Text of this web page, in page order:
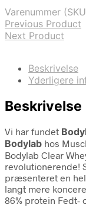
Varenummer
Previous Product
Next Product
Beskrivelse
Yderligere
Beskrivelse
Vi har fundet
Bodylab hos
Bodylab Clear
revolutionerende!
præsenteret en
langt mere
86% protein Fedt-